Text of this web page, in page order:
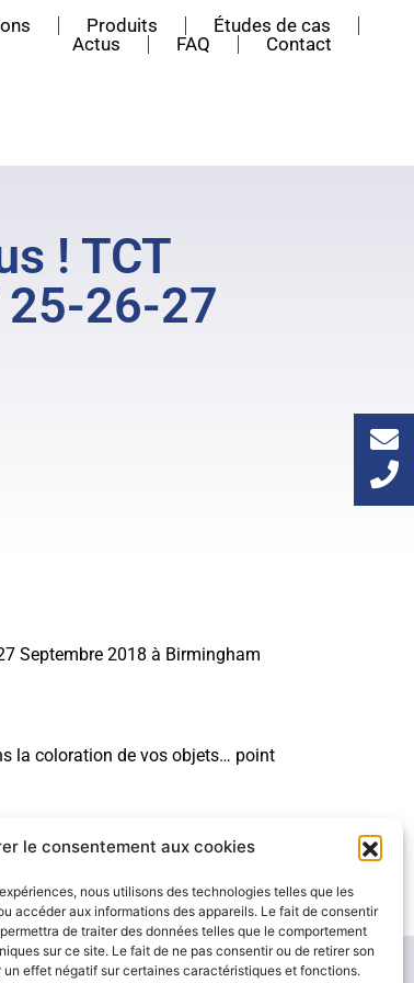
le consentement aux cookies
nous utilisons des technologies telles que les
accéder aux informations des appareils. Le fait de consentir
de traiter des données telles que le comportement
sur ce site. Le fait de ne pas consentir ou de retirer son
effet négatif sur certaines caractéristiques et fonctions.
Produits
Études de cas
Actus
FAQ Contact
! TCT
26-27
Septembre 2018 à Birmingham
la coloration de vos objets… point